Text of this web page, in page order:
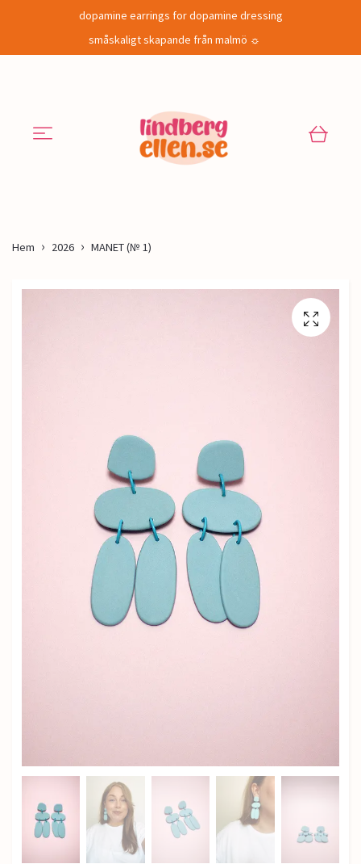
dopamine earrings for dopamine dressing
småskaligt skapande från malmö ☼
Hem 2026 MANET (№ 1)